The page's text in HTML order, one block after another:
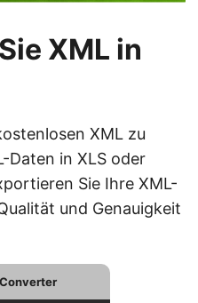
XML in
XML zu
Daten in XLS oder
Sie Ihre XML-
und Genauigkeit